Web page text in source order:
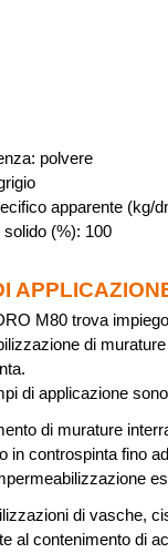
polvere
apparente (kg/
solido (%): 100
M80 trova
di
di applicazione
di murature
in controspinta fino
di vasche,
al contenimento di